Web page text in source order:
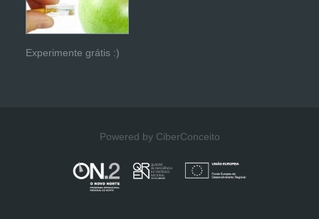
Experimente grátis :)
Powered by CiberConceito